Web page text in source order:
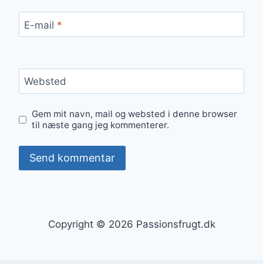
E-mail *
Websted
Gem mit navn, mail og websted i denne browser
til næste gang jeg kommenterer.
Copyright © 2026 Passionsfrugt.dk